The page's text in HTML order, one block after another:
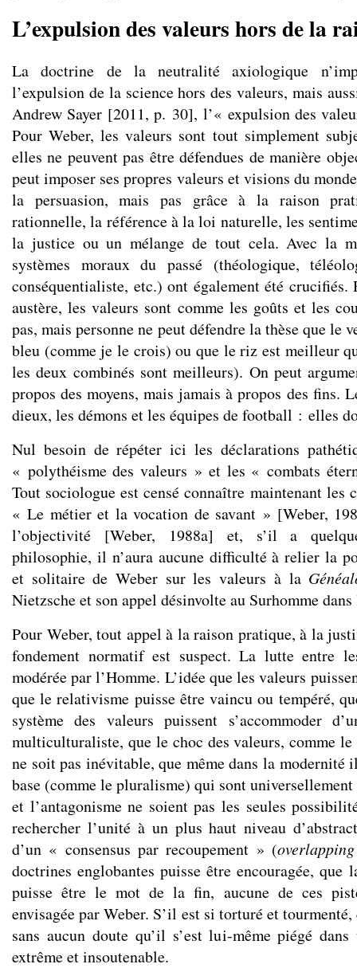
L’expulsion des valeurs hors de la
La doctrine de la neutralité axiologique
l’expulsion de la science hors des valeurs, mais
Andrew Sayer [2011, p. 30], l’« expulsion des
Pour Weber, les valeurs sont tout simplement
elles ne peuvent pas être défendues de manière
peut imposer ses propres valeurs et visions du
la persuasion, mais pas grâce à la raison
rationnelle, la référence à la loi naturelle, les
la justice ou un mélange de tout cela. Avec la
systèmes moraux du passé (théologique,
conséquentialiste, etc.) ont également été
austère, les valeurs sont comme les goûts et les
pas, mais personne ne peut défendre la thèse que le
bleu (comme je le crois) ou que le riz est meilleur
les deux combinés sont meilleurs). On peut
propos des moyens, mais jamais à propos des fins.
dieux, les démons et les équipes de football : elles
Nul besoin de répéter ici les déclarations
« polythéisme des valeurs » et les « combats
Tout sociologue est censé connaître maintenant les
« Le métier et la vocation de savant » [Weber,
l’objectivité [Weber, 1988a] et, s’il a
philosophie, il n’aura aucune difficulté à relier la
et solitaire de Weber sur les valeurs à la
Nietzsche et son appel désinvolte au Surhomme
Pour Weber, tout appel à la raison pratique, à la
fondement normatif est suspect. La lutte entre
modérée par l’Homme. L’idée que les valeurs
que le relativisme puisse être vaincu ou tempéré,
système des valeurs puissent s’accommoder
multiculturaliste, que le choc des valeurs, comme
ne soit pas inévitable, que même dans la modernité
base (comme le pluralisme) qui sont universellement
et l’antagonisme ne soient pas les seules
rechercher l’unité à un plus haut niveau
d’un « consensus par recoupement » (
doctrines englobantes puisse être encouragée,
puisse être le mot de la fin, aucune de ces
envisagée par Weber. S’il est si torturé et
sans aucun doute qu’il s’est lui-même piégé
extrême et insoutenable.